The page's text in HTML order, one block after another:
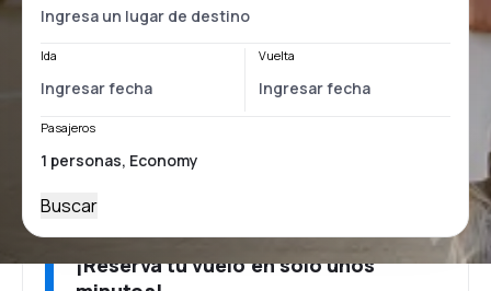
Ida Vuelta
Pasajeros
Buscar
¡Reserva tu vuelo en solo unos